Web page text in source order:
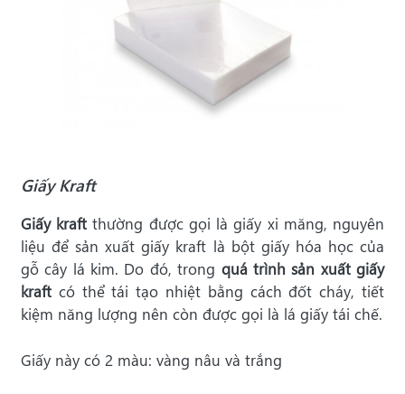
Giấy Kraft
Giấy kraft thường được gọi là giấy xi măng, nguyên
liệu để sản xuất giấy kraft là bột giấy hóa học của
gỗ cây lá kim. Do đó, trong quá trình sản xuất giấy
kraft có thể tái tạo nhiệt bằng cách đốt cháy, tiết
kiệm năng lượng nên còn được gọi là lá giấy tái chế.
Giấy này có 2 màu: vàng nâu và trắng